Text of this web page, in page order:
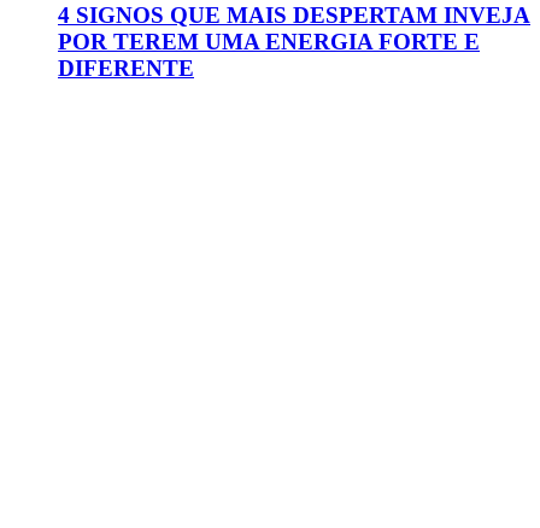
4 SIGNOS QUE MAIS DESPERTAM INVEJA
POR TEREM UMA ENERGIA FORTE E
DIFERENTE